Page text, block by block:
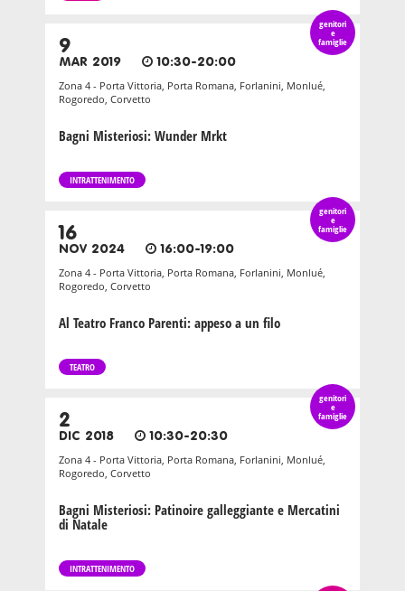
genitori
e
famiglie
9
MAR 2019 10:30-20:00
Zona 4 - Porta Vittoria, Porta Romana, Forlanini, Monlué,
Rogoredo, Corvetto
Bagni Misteriosi: Wunder Mrkt
INTRATTENIMENTO
genitori
e
famiglie
16
NOV 2024 16:00-19:00
Zona 4 - Porta Vittoria, Porta Romana, Forlanini, Monlué,
Rogoredo, Corvetto
Al Teatro Franco Parenti: appeso a un filo
TEATRO
genitori
e
famiglie
2
DIC 2018 10:30-20:30
Zona 4 - Porta Vittoria, Porta Romana, Forlanini, Monlué,
Rogoredo, Corvetto
Bagni Misteriosi: Patinoire galleggiante e Mercatini
di Natale
INTRATTENIMENTO